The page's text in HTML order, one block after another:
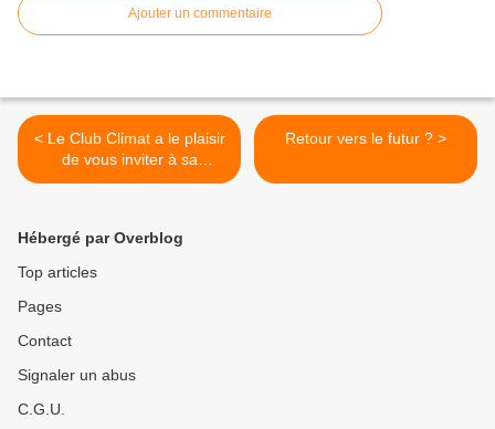
Ajouter un commentaire
< Le Club Climat a le plaisir
de vous inviter à sa
conférence-débat: "De
préservation de nos lacs ?
Retour vers le futur ? >
Hébergé par Overblog
Top articles
Pages
Contact
Signaler un abus
C.G.U.